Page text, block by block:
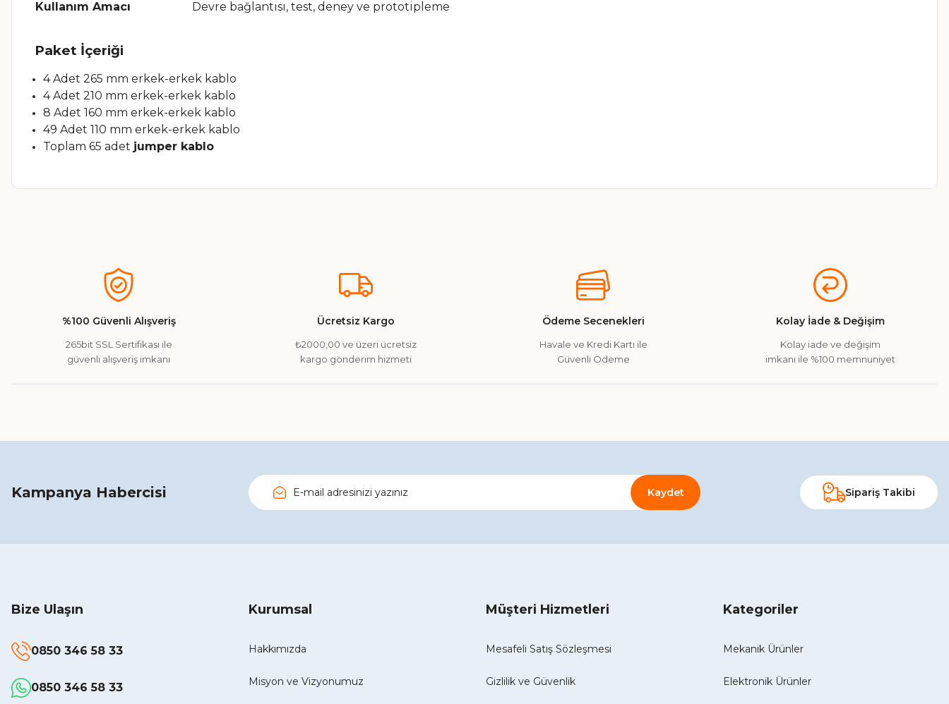
Kullanım Amacı
Devre bağlantısı, test, deney ve prototipleme
Paket İçeriği
4 Adet 265 mm erkek-erkek kablo
4 Adet 210 mm erkek-erkek kablo
8 Adet 160 mm erkek-erkek kablo
49 Adet 110 mm erkek-erkek kablo
Toplam 65 adet jumper kablo
Ürün resmi kalitesiz, bozuk veya görüntülenemiyor.
Ürün bilgilerinde hatalar bulunuyor.
Ürün fiyatı diğer sitelerden daha pahalı.
%100 Güvenli Alışveriş
265bit SSL Sertifikası ile
güvenli alışveriş imkanı
Ücretsiz Kargo
₺2000,00 ve üzeri ücretsiz
kargo gönderim hizmeti
Ödeme Secenekleri
Havale ve Kredi Kartı ile
Güvenli Ödeme
Kolay İade & Değişim
Kolay iade ve değişim
imkanı ile %100 memnuniyet
Kampanya Habercisi Kaydet Sipariş Takibi
Bize Ulaşın
0850 346 58 33
0850 346 58 33
Kurumsal
Hakkımızda
Misyon ve Vizyonumuz
Müşteri Hizmetleri
Mesafeli Satış Sözleşmesi
Gizlilik ve Güvenlik
Kategoriler
Mekanik Ürünler
Elektronik Ürünler